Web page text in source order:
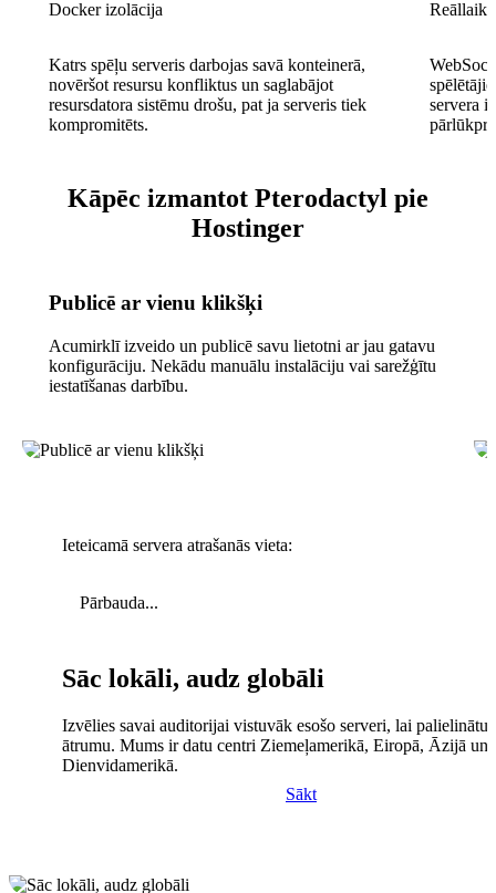
Docker izolācija
Katrs spēļu serveris darbojas savā konteinerā,
novēršot resursu konfliktus un saglabājot
resursdatora sistēmu drošu, pat ja serveris tiek
kompromitēts.
servera
Kāpēc izmantot Pterodactyl pie
Hostinger
Publicē ar vienu klikšķi
Acumirklī izveido un publicē savu lietotni ar jau gatavu
konfigurāciju. Nekādu manuālu instalāciju vai sarežģītu
iestatīšanas darbību.
Ieteicamā servera atrašanās vieta:
Pārbauda...
Sāc lokāli, audz globāli
Izvēlies savai auditorijai vistuvāk esošo serveri, lai palielinātu
ātrumu. Mums ir datu centri Ziemeļamerikā, Eiropā, Āzijā un
Dienvidamerikā.
Sākt